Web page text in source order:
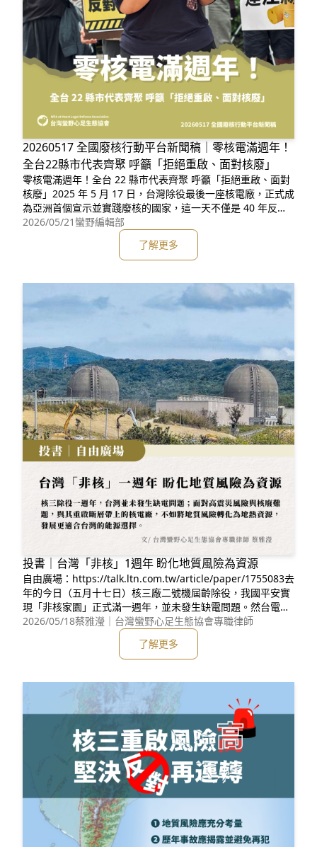
20260517 全國廢核行動平台新聞稿｜零核電滿週年！
全台22縣市代表齊聚 呼籲「拒絕重啟、面對核廢」
零核電滿週年！全台 22 縣市代表齊聚 呼籲「拒絕重啟、面對
核廢」2025 年 5 月 17 日，台灣除役最後一座核電廠，正式成
為亞洲首個宣示並實踐廢核的國家，這一天不僅是 40 年反核
運動的里程碑，更是台灣能源轉型史上重要的歷史時刻。然
而，在台灣成功達成零核電滿一週年的今日，重啟老舊核電的
政治聲音卻再度浮現。為此，全國廢核行動平台於 2026 年 5
月 17日下午一點舉辦「台灣非核一週年記者會
2026/05/21 蠻野編輯部
了解更多
投書｜台灣「非核」1週年 盼化地質風險為資源
自由廣場：https://talk.ltn.com.tw/article/paper/1755083去
年的今日（五月十七日）核三廠二號機屆齡除役，我國平安實
現「非核家園」正式滿一週年，並未發生缺電問題。然台電已
於今年三月送出「核三再運轉計畫」，未來是否繼續維持非
核？仍有變數。我國能源高度仰賴進口，依能源局統計資料，
二〇二五年進口能源依存度高達九十四．六九％。今年二月美
伊戰爭爆發，荷姆茲海峽運輸受阻
2026/05/18蔡雅瀅｜台灣蠻野心足生態協會專職律師
了解更多